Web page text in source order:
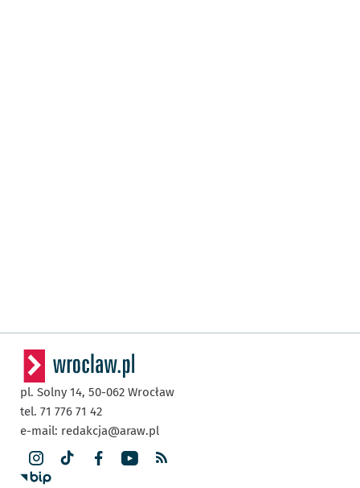
pl. Solny 14, 50-062 Wrocław
tel. 71 776 71 42
e-mail: redakcja@araw.pl